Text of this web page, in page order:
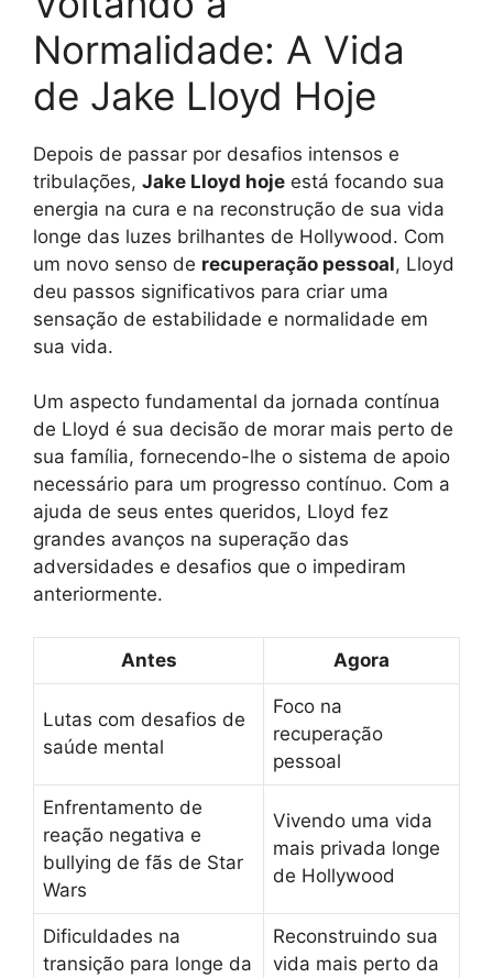
Normalidade: A Vida
de Jake Lloyd Hoje
Depois de passar por desafios intensos e
tribulações, Jake Lloyd hoje está focando sua
energia na cura e na reconstrução de sua vida
longe das luzes brilhantes de Hollywood. Com
um novo senso de recuperação pessoal, Lloyd
deu passos significativos para criar uma
sensação de estabilidade e normalidade em
sua vida.
Um aspecto fundamental da jornada contínua
de Lloyd é sua decisão de morar mais perto de
sua família, fornecendo-lhe o sistema de apoio
necessário para um progresso contínuo. Com a
ajuda de seus entes queridos, Lloyd fez
grandes avanços na superação das
adversidades e desafios que o impediram
anteriormente.
Antes Agora
Lutas com desafios de
saúde mental
Foco na
recuperação
pessoal
Enfrentamento de
reação negativa e
bullying de fãs de Star
Wars
Vivendo uma vida
mais privada longe
de Hollywood
Dificuldades na
transição para longe da
Reconstruindo sua
vida mais perto da